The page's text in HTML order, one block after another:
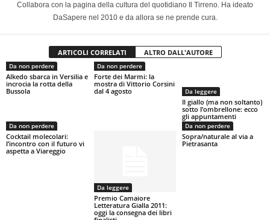
Collabora con la pagina della cultura del quotidiano Il Tirreno. Ha ideato
DaSapere nel 2010 e da allora se ne prende cura.
ARTICOLI CORRELATI ALTRO DALL'AUTORE
Da non perdere
Alkedo sbarca in Versilia e
incrocia la rotta della
Bussola
Da non perdere
Forte dei Marmi: la
mostra di Vittorio Corsini
dal 4 agosto
Da leggere
Il giallo (ma non soltanto)
sotto l’ombrellone: ecco
gli appuntamenti
Da non perdere
Cocktail molecolari:
l’incontro con il futuro vi
aspetta a Viareggio
Da leggere
Premio Camaiore
Letteratura Gialla 2011:
oggi la consegna dei libri
Da non perdere
Sopra/naturale al via a
Pietrasanta